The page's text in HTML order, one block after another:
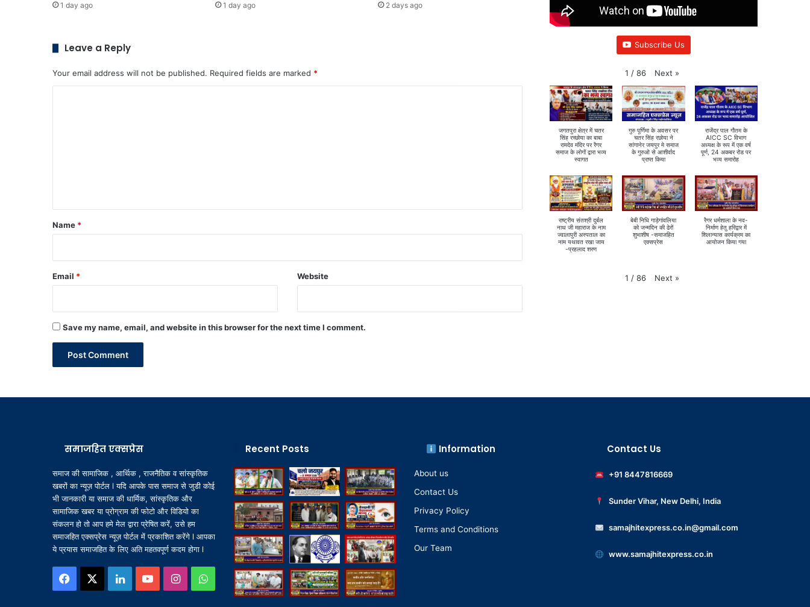
1 day ago 1 day ago 2 days ago
Leave a Reply
Your email address will not be published. Required fields are marked *
*
Name *
Email * Website
Save my name, email, and website in this browser for the next time I comment.
Subscribe Us
1 / 86 Next »
जगतपुरा क्षेत्र में चतर
सिंह रच्छोया का बाबा
रामदेव मंदिर पर रैगर
समाज के लोगों द्वारा भव्य
स्वागत
गुरु पूर्णिमा के अवसर पर
चतर सिंह रछोया ने
सांगानेर जयपुर मे समाज
के गुरुओ से आशीर्वाद
प्राप्त किया
राजेंद्र पाल गौतम के
AICC SC विभाग
अध्यक्ष के रूप में एक वर्ष
पूर्ण, 24 अकबर रोड पर
भव्य समारोह
राष्ट्रीय संतश्री दुर्बल
नाथ जी महाराज के नाम
ज्वालापुरी अस्पताल का
नाम यथावत रखा जाय
-प्रहलाद शरण
बेबी निधि गाड़ेगांवलिया
को जन्मदिन की ढेरों
शुभाशीष -समाजहित
एक्सप्रेस
रैगर धर्मशाला के नव-
निर्माण हेतु हरिद्वार में
शिलान्यास कार्यक्रम का
आयोजन किया गया
1 / 86 Next »
समाजहित एक्सप्रेस
समाज की सामाजिक , आर्थिक , राजनैतिक व सांस्कृतिक
खबरों का न्यूज़ पोर्टल l यदि आपके पास समाज से जुडी कोई
भी जानकारी या समाज की धार्मिक, सांस्कृतिक और
सामाजिक खबर या प्रोग्राम की फोटो और विडियो का
संकलन हो तो आप हमे मेल द्वारा प्रेषित करें, उसे हम
समाजहित एक्सप्रेस न्यूज़ पोर्टल में प्रकाशित करेंगे l आपका
ये प्रयास समाजहित के लिए अति महतवपूर्ण कदम होगा l
Facebook LinkedInYouTubeInstagramWhatsApp
Recent Posts Information
About us
Contact Us
Privacy Policy
Terms and Conditions
Our Team
Contact Us
+91 8447816669
Sunder Vihar, New Delhi, India
samajhitexpress.co.in@gmail.com
www.samajhitexpress.co.in